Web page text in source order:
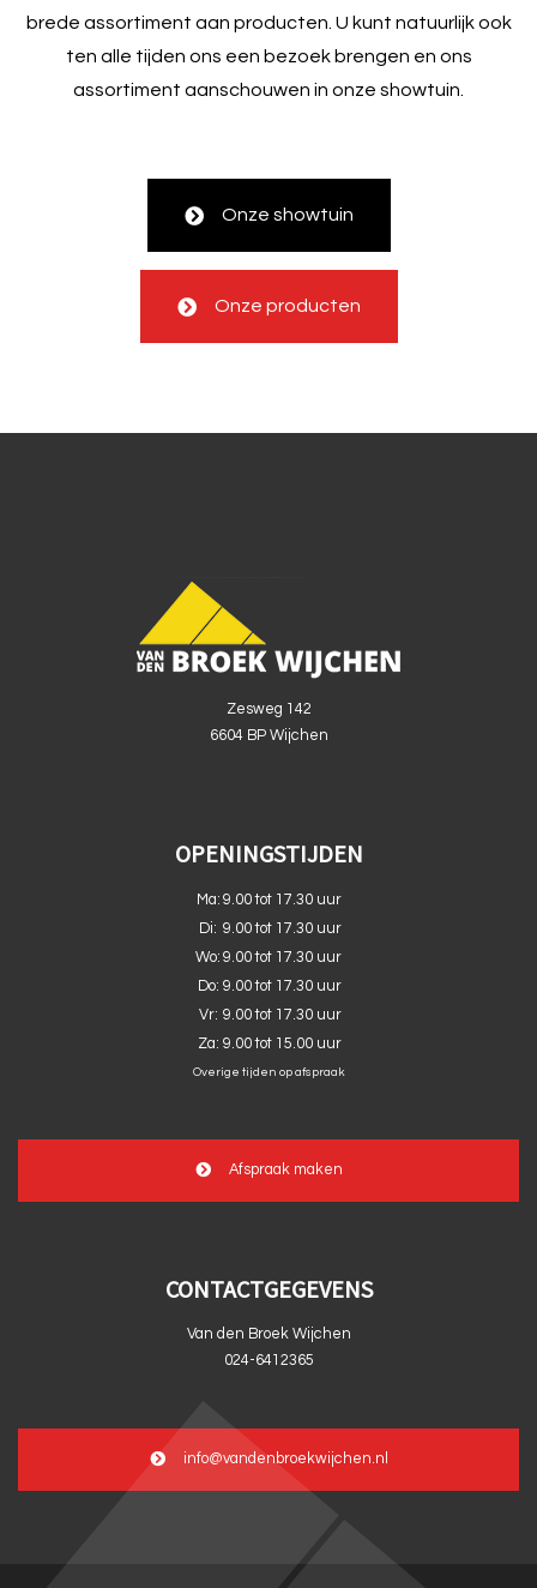
brede assortiment aan producten. U kunt natuurlijk ook
ten alle tijden ons een bezoek brengen en ons
assortiment aanschouwen in onze showtuin.
Onze showtuin
Onze producten
Zesweg 142
6604 BP Wijchen
OPENINGSTIJDEN
Ma: 9.00 tot 17.30 uur
Di: 9.00 tot 17.30 uur
Wo: 9.00 tot 17.30 uur
Do: 9.00 tot 17.30 uur
Vr: 9.00 tot 17.30 uur
Za: 9.00 tot 15.00 uur
Overige tijden op afspraak
Afspraak maken
CONTACTGEGEVENS
Van den Broek Wijchen
024-6412365
info@vandenbroekwijchen.nl